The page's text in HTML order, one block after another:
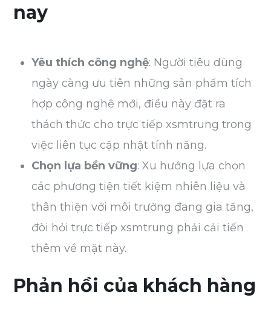
nay
Yêu thích công nghệ: Người tiêu dùng
ngày càng ưu tiên những sản phẩm tích
hợp công nghệ mới, điều này đặt ra
thách thức cho trực tiếp xsmtrung trong
việc liên tục cập nhật tính năng.
Chọn lựa bền vững: Xu hướng lựa chọn
các phương tiện tiết kiệm nhiên liệu và
thân thiện với môi trường đang gia tăng,
đòi hỏi trực tiếp xsmtrung phải cải tiến
thêm về mặt này.
Phản hồi của khách hàng